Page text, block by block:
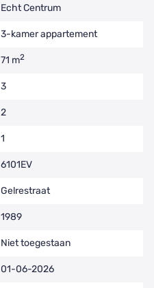
Echt Centrum
3-kamer appartement
71 m2
3
2
1
6101EV
Gelrestraat
1989
Niet toegestaan
01-06-2026